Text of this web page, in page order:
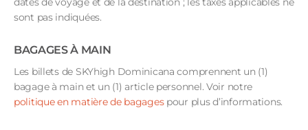
sont pas indiquées.
BAGAGES À MAIN
Les billets de SKYhigh Dominicana comprennent un (1)
bagage à main et un (1) article personnel. Voir notre
politique en matière de bagagespour plus d’informations.